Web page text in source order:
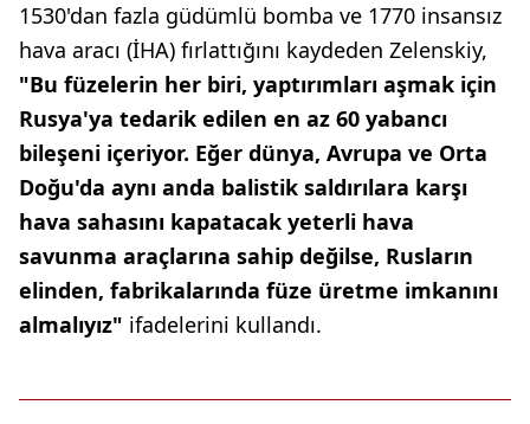
1530'dan fazla güdümlü bomba ve 1770 insansız
hava aracı (İHA) fırlattığını kaydeden Zelenskiy,
"Bu füzelerin her biri, yaptırımları aşmak için
Rusya'ya tedarik edilen en az 60 yabancı
bileşeni içeriyor. Eğer dünya, Avrupa ve Orta
Doğu'da aynı anda balistik saldırılara karşı
hava sahasını kapatacak yeterli hava
savunma araçlarına sahip değilse, Rusların
elinden, fabrikalarında füze üretme imkanını
almalıyız" ifadelerini kullandı.